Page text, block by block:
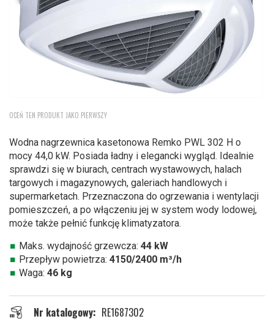
na
galerii
OCEŃ TEN PRODUKT JAKO PIERWSZY
Wodna nagrzewnica kasetonowa Remko PWL 302 H o
mocy 44,0 kW. Posiada ładny i elegancki wygląd. Idealnie
sprawdzi się w biurach, centrach wystawowych, halach
targowych i magazynowych, galeriach handlowych i
supermarketach. Przeznaczona do ogrzewania i wentylacji
pomieszczeń, a po włączeniu jej w system wody lodowej,
może także pełnić funkcję klimatyzatora.
Maks. wydajność grzewcza: 44 kW
Przepływ powietrza: 4150/2400 m³/h
Waga: 46 kg
Nr katalogowy
RE1687302